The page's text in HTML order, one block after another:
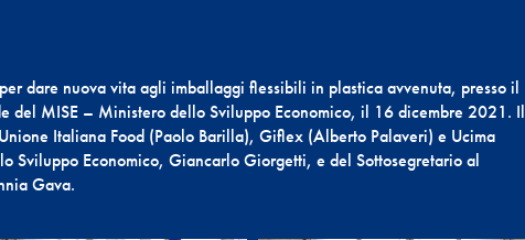
dare nuova vita agli imballaggi flessibili in plastica avvenuta, presso il
del MISE – Ministero dello Sviluppo Economico, il 16 dicembre 2021. Il
Italiana Food (Paolo Barilla), Giflex (Alberto Palaveri) e Ucima
Sviluppo Economico, Giancarlo Giorgetti, e del Sottosegretario al
Gava.